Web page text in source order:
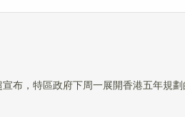
布，特區政府下周一展開香港五年規